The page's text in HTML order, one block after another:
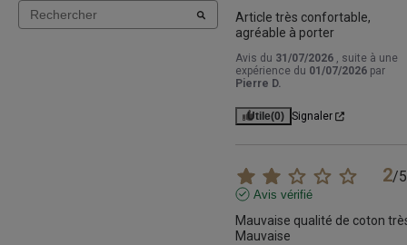
Article très confortable,
agréable à porter
Avis du 31/07/2026 , suite à une
expérience du 01/07/2026 par
Pierre D.
Utile(0) Signaler
2/5
Avis vérifié
Mauvaise qualité de coton
Mauvaise